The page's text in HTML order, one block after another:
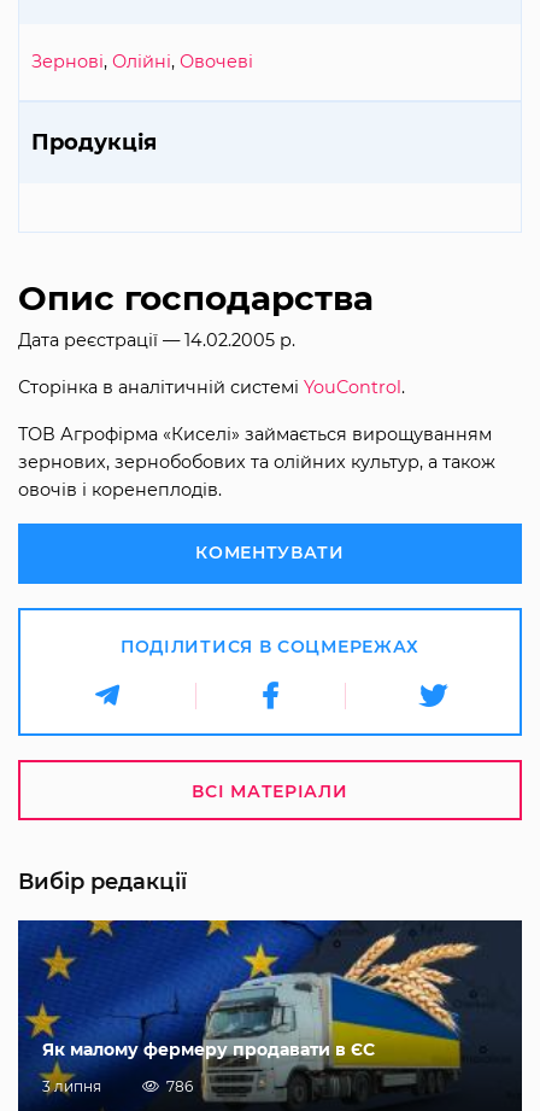
Зернові, Олійні, Овочеві
Продукція
Опис господарства
Дата реєстрації — 14.02.2005 р.
Сторінка в аналітичній системі YouControl.
ТОВ Агрофірма «Киселі» займається вирощуванням
зернових, зернобобових та олійних культур, а також
овочів і коренеплодів.
КОМЕНТУВАТИ
ПОДІЛИТИСЯ В СОЦМЕРЕЖАХ
ВСІ МАТЕРІАЛИ
Вибір редакції
Як малому фермеру продавати в ЄС
3 липня 786